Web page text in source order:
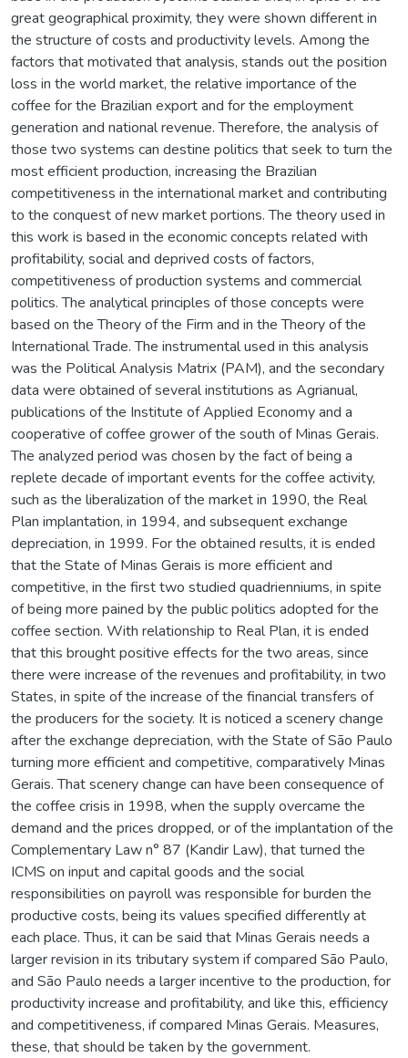
great geographical proximity, they were shown different in
the structure of costs and productivity levels. Among the
factors that motivated that analysis, stands out the position
loss in the world market, the relative importance of the
coffee for the Brazilian export and for the employment
generation and national revenue. Therefore, the analysis of
those two systems can destine politics that seek to turn the
most efficient production, increasing the Brazilian
competitiveness in the international market and contributing
to the conquest of new market portions. The theory used in
this work is based in the economic concepts related with
profitability, social and deprived costs of factors,
competitiveness of production systems and commercial
politics. The analytical principles of those concepts were
based on the Theory of the Firm and in the Theory of the
International Trade. The instrumental used in this analysis
was the Political Analysis Matrix (PAM), and the secondary
data were obtained of several institutions as Agrianual,
publications of the Institute of Applied Economy and a
cooperative of coffee grower of the south of Minas Gerais.
The analyzed period was chosen by the fact of being a
replete decade of important events for the coffee activity,
such as the liberalization of the market in 1990, the Real
Plan implantation, in 1994, and subsequent exchange
depreciation, in 1999. For the obtained results, it is ended
that the State of Minas Gerais is more efficient and
competitive, in the first two studied quadrienniums, in spite
of being more pained by the public politics adopted for the
coffee section. With relationship to Real Plan, it is ended
that this brought positive effects for the two areas, since
there were increase of the revenues and profitability, in two
States, in spite of the increase of the financial transfers of
the producers for the society. It is noticed a scenery change
after the exchange depreciation, with the State of São Paulo
turning more efficient and competitive, comparatively Minas
Gerais. That scenery change can have been consequence of
the coffee crisis in 1998, when the supply overcame the
demand and the prices dropped, or of the implantation of the
Complementary Law n° 87 (Kandir Law), that turned the
ICMS on input and capital goods and the social
responsibilities on payroll was responsible for burden the
productive costs, being its values specified differently at
each place. Thus, it can be said that Minas Gerais needs a
larger revision in its tributary system if compared São Paulo,
and São Paulo needs a larger incentive to the production, for
productivity increase and profitability, and like this, efficiency
and competitiveness, if compared Minas Gerais. Measures,
these, that should be taken by the government.